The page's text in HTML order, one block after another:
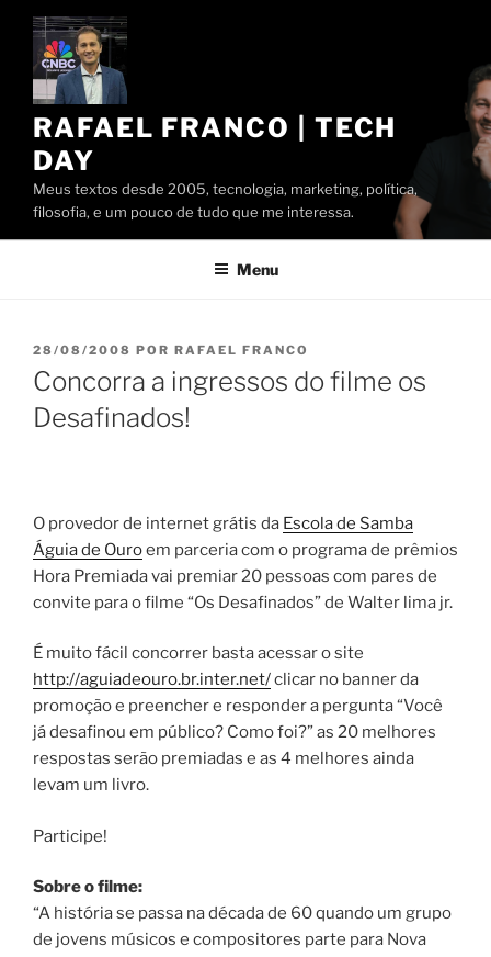
Pular
conteúdo
RAFAEL FRANCO | TECH
DAY
Meus textos desde 2005, tecnologia, marketing, política,
filosofia, e um pouco de tudo que me interessa.
Menu
PUBLICADO
EM
28/08/2008 POR RAFAEL FRANCO
Concorra a ingressos do filme os
Desafinados!
O provedor de internet grátis da Escola de Samba
Águia de Ouroem parceria com o programa de prêmios
Hora Premiada vai premiar 20 pessoas com pares de
convite para o filme “Os Desafinados” de Walter lima jr.
É muito fácil concorrer basta acessar o site
http://aguiadeouro.br.inter.net/clicar no banner da
promoção e preencher e responder a pergunta “Você
já desafinou em público? Como foi?” as 20 melhores
respostas serão premiadas e as 4 melhores ainda
levam um livro.
Participe!
Sobre o filme:
“A história se passa na década de 60 quando um grupo
de jovens músicos e compositores parte para Nova